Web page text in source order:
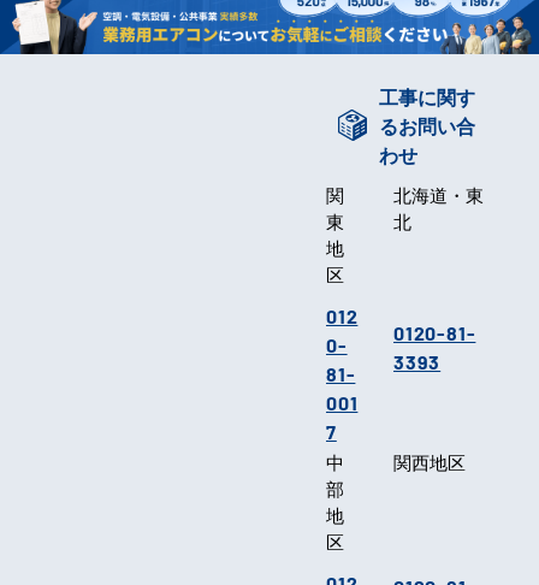
工事に関す
るお問い合
わせ
関
東
地
区
012
0-
81-
001
7
北海道・東
北
0120-81-
3393
中
部
地
区
関西地区